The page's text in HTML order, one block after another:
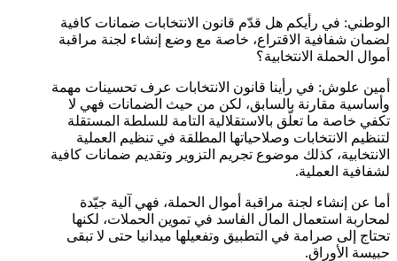
الوطني: في رأيكم هل قدّم قانون الانتخابات ضمانات كافية
لضمان شفافية الاقتراع، خاصة مع وضع إنشاء لجنة مراقبة
أموال الحملة الانتخابية؟
أمين علوش: في رأينا قانون الانتخابات عرف تحسينات مهمة
وأساسية مقارنة بالسابق، لكن من حيث الضمانات فهي لا
تكفي خاصة ما تعلّق بالاستقلالية التامة للسلطة المستقلة
لتنظيم الانتخابات وصلاحياتها المطلقة في تنظيم العملية
الانتخابية، كذلك موضوع تجريم التزوير وتقديم ضمانات كافية
لشفافية العملية.
أما عن إنشاء لجنة مراقبة أموال الحملة، فهي آلية جيّدة
لمحاربة استعمال المال الفاسد في تموين الحملات، لكنها
تحتاج إلى صرامة في التطبيق وتفعيلها ميدانيا حتى لا تبقى
حبيسة الأوراق.